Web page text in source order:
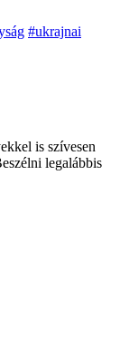
#ukrajnai
is szívesen
legalábbis